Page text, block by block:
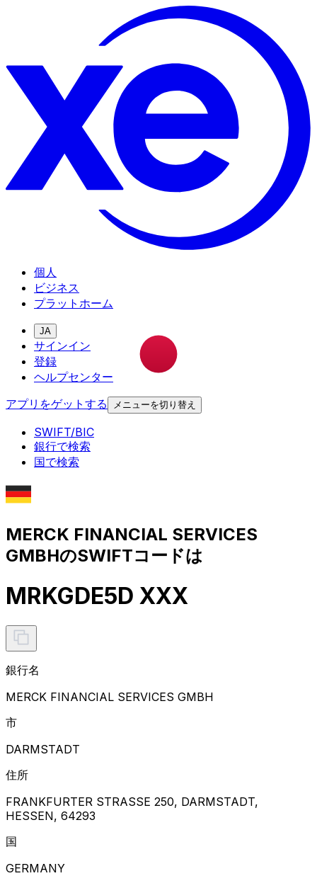
個人
ビジネス
プラットホーム
JA
サインイン
登録
ヘルプセンター
アプリをゲットする
メニューを切り替え
SWIFT/BIC
銀行で検索
国で検索
MERCK FINANCIAL SERVICES
GMBHのSWIFTコードは
MRKGDE5D XXX
銀行名
MERCK FINANCIAL SERVICES GMBH
市
DARMSTADT
住所
FRANKFURTER STRASSE 250, DARMSTADT,
HESSEN, 64293
国
GERMANY